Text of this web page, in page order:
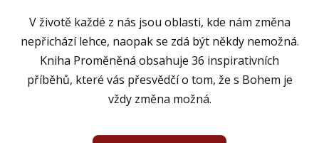
V životě každé z nás jsou oblasti, kde nám změna
nepřichází lehce, naopak se zdá být někdy nemožná.
Kniha Proměněná obsahuje 36 inspirativních
příběhů, které vás přesvědčí o tom, že s Bohem je
vždy změna možná.